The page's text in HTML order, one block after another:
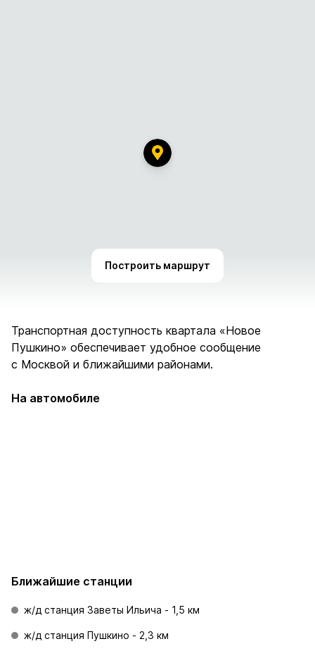
Транспортная доступность квартала «Новое
Пушкино» обеспечивает удобное сообщение
с Москвой и ближайшими районами.
На автомобиле
Ближайшие станции
ж/д станция Заветы Ильича - 1,5 км
ж/д станция Пушкино - 2,3 км
Построить маршрут